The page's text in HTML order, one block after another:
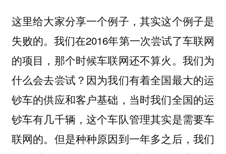
这里给大家分享一个例子，其实这个例子是
失败的。我们在2016年第一次尝试了车联网
的项目，那个时候车联网还不算火。我们为
什么会去尝试？因为我们有着全国最大的运
钞车的供应和客户基础，当时我们全国的运
钞车有几千辆，这个车队管理其实是需要车
联网的。但是种种原因到一年多之后，我们